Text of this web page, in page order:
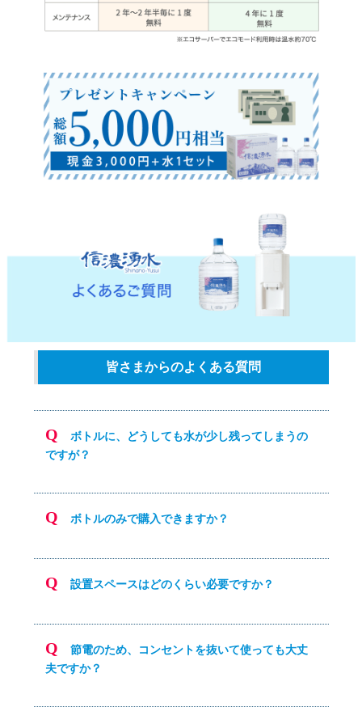
皆さまからのよくある質問
ボトルに、どうしても水が少し残ってしまうの
ですが？
ボトルのみで購入できますか？
設置スペースはどのくらい必要ですか？
節電のため、コンセントを抜いて使っても大丈
夫ですか？